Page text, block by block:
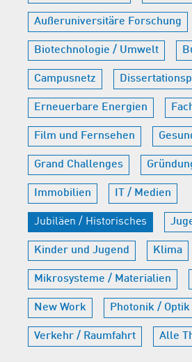
Außeruniversitäre Forschung
Biotechnologie / Umwelt
Campusnetz
Erneuerbare Energien
Film und Fernsehen
Grand Challenges
Immobilien IT / Medien
Jubiläen / Historisches
Kinder und Jugend Klima
Mikrosysteme / Materialien
New Work Photonik / Optik
Verkehr / Raumfahrt Alle